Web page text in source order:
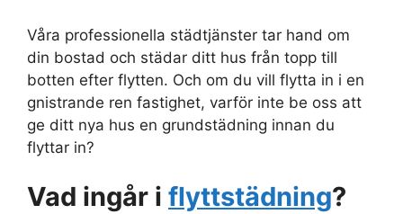
Våra professionella städtjänster tar hand om
din bostad och städar ditt hus från topp till
botten efter flytten. Och om du vill flytta in i en
gnistrande ren fastighet, varför inte be oss att
ge ditt nya hus en grundstädning innan du
flyttar in?
Vad ingår i flyttstädning?